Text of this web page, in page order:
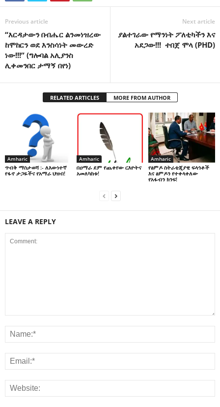
Previous article
“እርዳታውን በብሔር ልንመነዝረው
ከሞከርን ወደ እንስሳነት መውረድ
ነው!!!” (ግሎባል አሊያንስ
ሊቀመንበር ታማኝ በየነ)
Next article
ያልተገራው የማንነት ፖለቲካችን እና
አደጋው!!! ተበጀ ሞላ (PHD)
RELATED ARTICLES MORE FROM AUTHOR
Amharic
ጥብቅ ማስታወሻ :- ለእውነተኛ
የፋኖ ታጋዬችና የአማራ ህዝብ!
Amharic
በዐማራ ደም የጨቀየው ርእዮትና
አመለካከቱ!
Amharic
የፅምዶ ስትራቴጂያዊ ፍላጎቶች
እና ፅምዶን የተቀላቀለው
የአፋብን ክንፍ!
LEAVE A REPLY